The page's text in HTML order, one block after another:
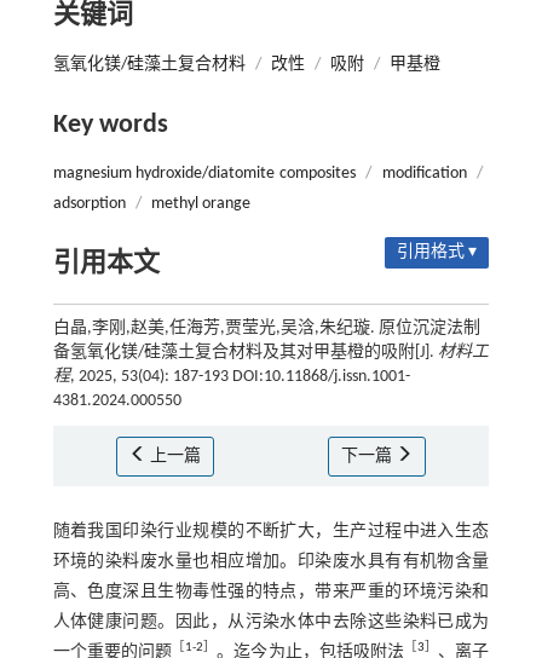
关键词
氢氧化镁/硅藻土复合材料 / 改性 / 吸附 / 甲基橙
Key words
magnesium hydroxide/diatomite composites / modification /
adsorption / methyl orange
引用本文 引用格式 ▾
白晶,李刚,赵美,任海芳,贾莹光,吴浛,朱纪璇. 原位沉淀法制
备氢氧化镁/硅藻土复合材料及其对甲基橙的吸附[J]. 材料工
程, 2025, 53(04): 187-193 DOI:10.11868/j.issn.1001-
4381.2024.000550
上一篇 下一篇
随着我国印染行业规模的不断扩大，生产过程中进入生态
环境的染料废水量也相应增加。印染废水具有有机物含量
高、色度深且生物毒性强的特点，带来严重的环境污染和
人体健康问题。因此，从污染水体中去除这些染料已成为
一个重要的问题
1-2 。迄今为止，包括吸附法 ［3
、离子